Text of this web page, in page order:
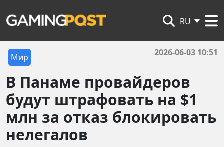
RU
Мир 2026-06-03 10:51
В Панаме провайдеров
будут штрафовать на $1
млн за отказ блокировать
нелегалов